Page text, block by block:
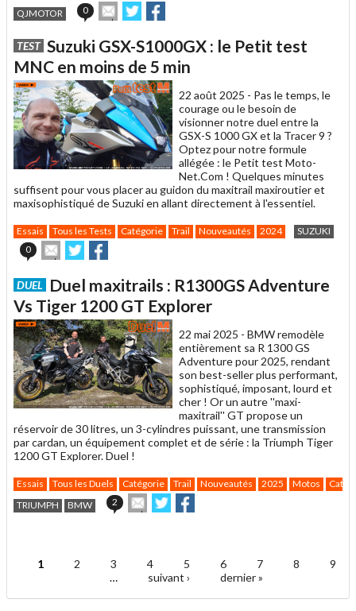
QJMOTOR
0
Envoyer
cet
à
un
ami
Partager
sur sur
TEST Suzuki GSX-S1000GX : le Petit test
MNC en moins de 5 min
22 août 2025 - Pas le temps, le
courage ou le besoin de
visionner notre duel entre la
GSX-S 1000 GX et la Tracer 9 ?
Optez pour notre formule
allégée : le Petit test Moto-
Net.Com ! Quelques minutes
suffisent pour vous placer au guidon du maxitrail maxiroutier et
maxisophistiqué de Suzuki en allant directement à l'essentiel.
Essais Tous les Tests Catégorie Trail Nouveautés 2024
SUZUKI
0
Envoyer
cet
à
un
ami
Partager
sur sur
DUEL
Duel maxitrails : R1300GS Adventure
Vs Tiger 1200 GT Explorer
22 mai 2025 - BMW remodèle
entièrement sa R 1300 GS
Adventure pour 2025, rendant
son best-seller plus performant,
sophistiqué, imposant, lourd et
cher ! Or un autre ''maxi-
maxitrail'' GT propose un
réservoir de 30 litres, un 3-cylindres puissant, une transmission
par cardan, un équipement complet et de série : la Triumph Tiger
1200 GT Explorer. Duel !
Essais Tous les Duels Catégorie Trail Nouveautés 2025 Motos
TRIUMPH
BMW 2
Envoyer
cet
Partager
sur sur
Pages
1 2 3 4 5 6 7 8
9
…
suivant › dernier »